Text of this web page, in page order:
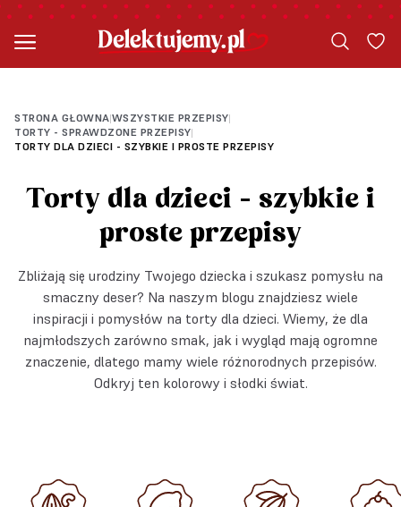
STRONA GŁOWNA|WSZYSTKIE PRZEPISY|
TORTY - SPRAWDZONE PRZEPISY|
TORTY DLA DZIECI - SZYBKIE I PROSTE PRZEPISY
Torty dla dzieci - szybkie i
proste przepisy
Zbliżają się urodziny Twojego dziecka i szukasz pomysłu na
smaczny deser? Na naszym blogu znajdziesz wiele
inspiracji i pomysłów na torty dla dzieci. Wiemy, że dla
najmłodszych zarówno smak, jak i wygląd mają ogromne
znaczenie, dlatego mamy wiele różnorodnych przepisów.
Odkryj ten kolorowy i słodki świat.